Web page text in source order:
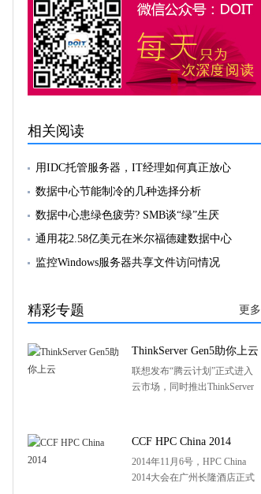
相关阅读
用IDC托管服务器，IT经理如何真正放心
数据中心节能制冷的几种选择分析
数据中心患绿色疲劳? SMB谈“绿”生厌
通用花2.58亿美元在米尔福德建数据中心
监控Windows服务器共享文件访问情况
精彩专题 更多
ThinkServer Gen5助你上云
联想发布“腾云计划”正式进入
云市场，同时推出ThinkServer
CCF HPC China 2014
2014年11月6号，HPC China
2014大会在广州长隆酒店正式